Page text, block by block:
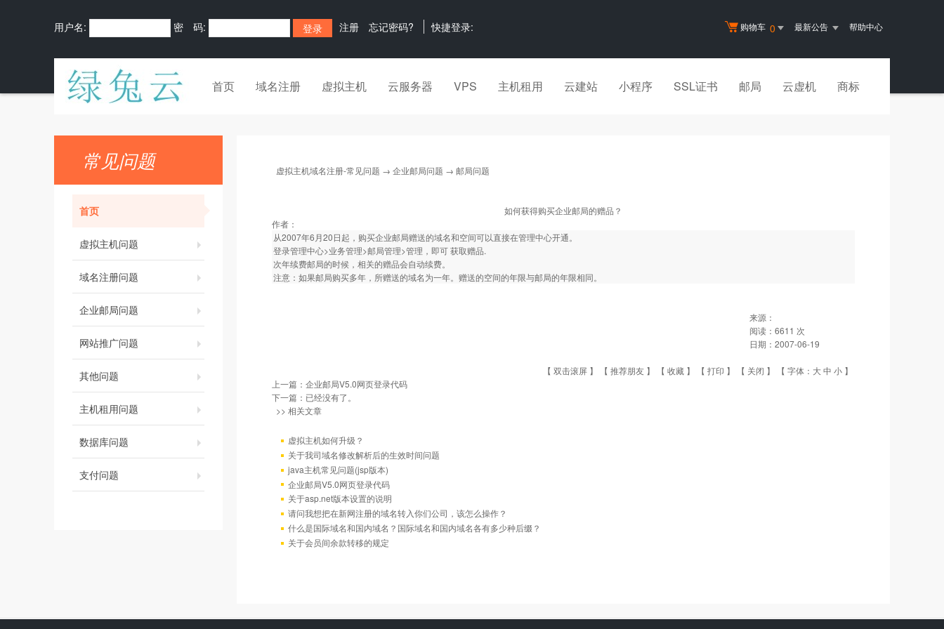
购物车 0 最新公告 帮助中心
用户名: 密 码: 注册 忘记密码? 快捷登录:
首页 域名注册 虚拟主机 云服务器 VPS 主机租用 云建站 小程序 SSL证书 邮局 云虚机 商标
常见问题
首页
虚拟主机问题
域名注册问题
企业邮局问题
网站推广问题
其他问题
主机租用问题
数据库问题
支付问题
虚拟主机域名注册-常见问题 → 企业邮局问题 → 邮局问题
如何获得购买企业邮局的赠品？
作者：
从2007年6月20日起，购买企业邮局赠送的域名和空间可以直接在管理中心开通。
登录管理中心>业务管理>邮局管理>管理，即可 获取赠品.
次年续费邮局的时候，相关的赠品会自动续费。
注意：如果邮局购买多年，所赠送的域名为一年。赠送的空间的年限与邮局的年限相同。
来源：
阅读： 6611 次
日期： 2007-06-19
【 双击滚屏 】 【 推荐朋友 】 【 收藏 】 【 打印 】 【 关闭 】 【 字体： 大中 小 】
上一篇： 企业邮局V5.0网页登录代码
下一篇：已经没有了。
>> 相关文章
虚拟主机如何升级？
关于我司域名修改解析后的生效时间问题
java主机常见问题(jsp版本)
企业邮局V5.0网页登录代码
关于asp.net版本设置的说明
请问我想把在新网注册的域名转入你们公司，该怎么操作？
什么是国际域名和国内域名？国际域名和国内域名各有多少种后缀？
关于会员间余款转移的规定